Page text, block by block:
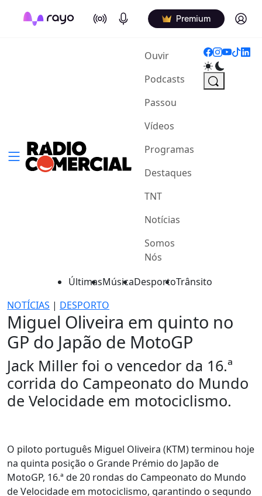
On Air Podcasts Premium Log in
Ouvir(current)
Podcasts
Passou
Vídeos
Programas
Destaques
TNT
Notícias
Somos
Nós
ÚltimasMúsicaDesportoTrânsito
NOTÍCIAS | DESPORTO
Miguel Oliveira em quinto no
GP do Japão de MotoGP
Jack Miller foi o vencedor da 16.ª
corrida do Campeonato do Mundo
de Velocidade em motociclismo.
O piloto português Miguel Oliveira (KTM) terminou hoje
na quinta posição o Grande Prémio do Japão de
MotoGP, 16.ª de 20 rondas do Campeonato do Mundo
de Velocidade em motociclismo, garantindo o segundo